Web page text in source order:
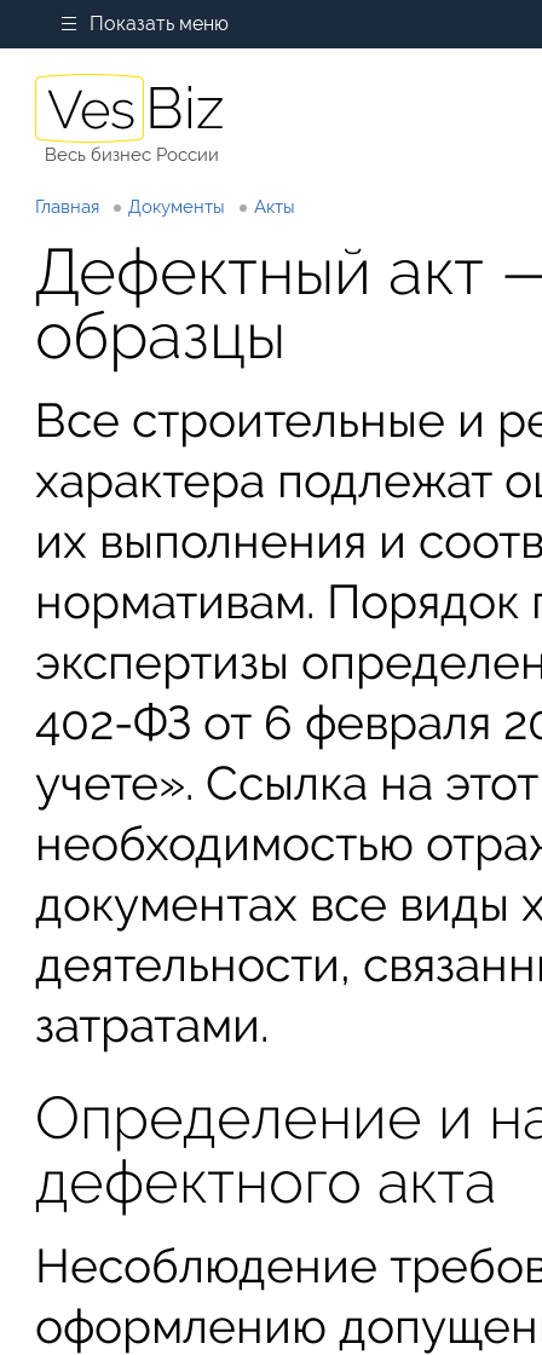
Показать меню
Весь бизнес России
Главная Документы Акты
Дефектный акт
образцы
Все строительные и
характера подлежат
их выполнения и
нормативам. Порядок
экспертизы
402-ФЗ от 6 февраля
учете». Ссылка на
необходимостью
документах все виды
деятельности,
затратами.
Определение и
дефектного акта
Несоблюдение
оформлению